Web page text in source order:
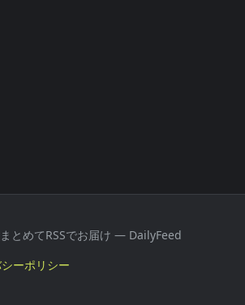
とめてRSSでお届け — DailyFeed
ーポリシー